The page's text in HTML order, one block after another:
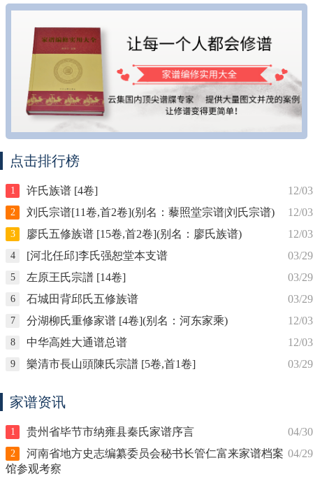
点击排行榜
12/03
1
许氏族谱 [4卷]
12/03
2
刘氏宗谱[11卷,首2卷](别名：藜照堂宗谱|刘氏宗谱)
12/03
3
廖氏五修族谱 [15卷,首2卷](别名：廖氏族谱)
03/29
4
[河北任邱]李氏强恕堂本支谱
03/29
5
左原王氏宗譜 [14卷]
03/29
6
石城田背邱氏五修族谱
12/03
7
分湖柳氏重修家谱 [4卷](别名：河东家乘)
12/03
8
中华高姓大通谱总谱
03/29
9 樂清市長山頭陳氏宗譜 [5卷,首1卷]
家谱资讯
04/30
1
贵州省毕节市纳雍县秦氏家谱序言
04/29
2 河南省地方史志编纂委员会秘书长管仁富来家谱档案
馆参观考察